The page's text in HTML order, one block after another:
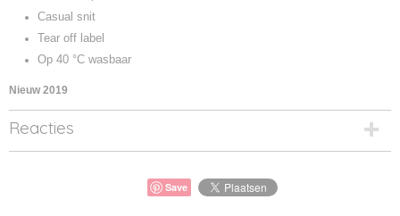
Casual snit
Tear off label
Op 40 °C wasbaar
Nieuw 2019
Reacties
Save